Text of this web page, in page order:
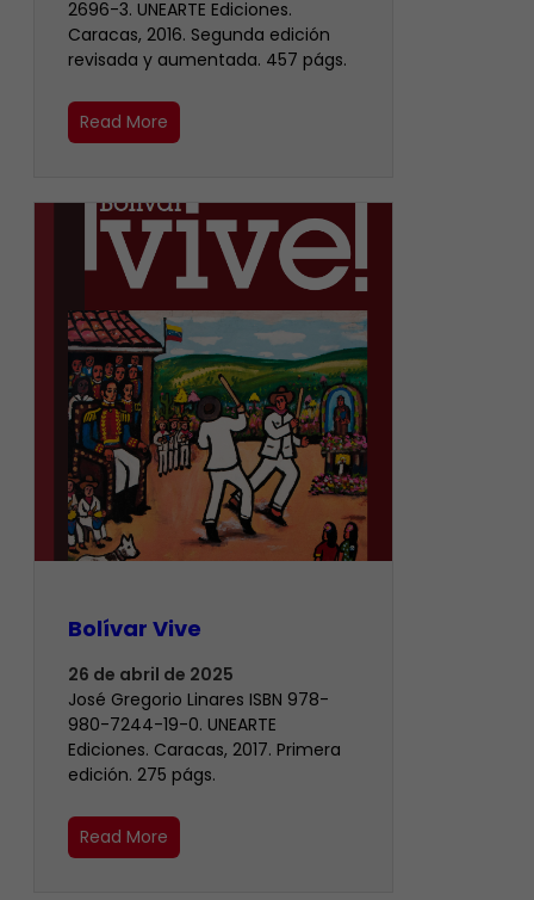
2696-3. UNEARTE Ediciones.
Caracas, 2016. Segunda edición
revisada y aumentada. 457 págs.
Read More
Bolívar Vive
26 de abril de 2025
José Gregorio Linares ISBN 978-
980-7244-19-0. UNEARTE
Ediciones. Caracas, 2017. Primera
edición. 275 págs.
Read More